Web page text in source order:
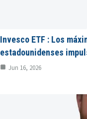
Invesco ETF : Los
estadounidenses
Jun 16, 2026